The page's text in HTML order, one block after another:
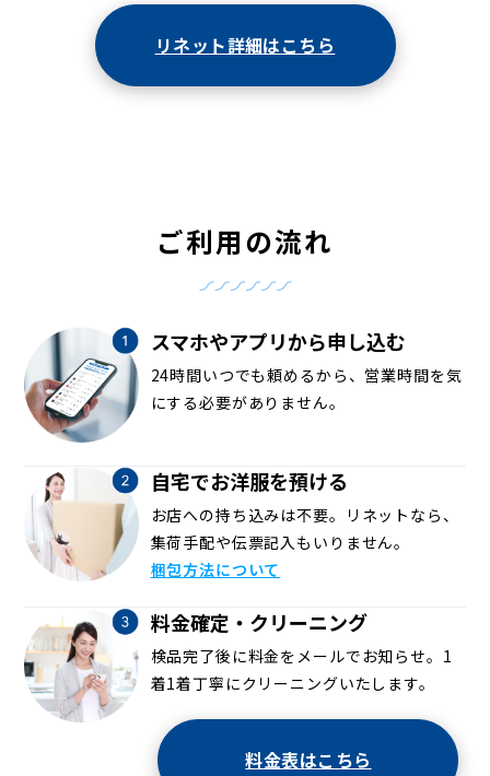
リネット詳細はこちら
ご利用の流れ
スマホやアプリから申し込む
24時間いつでも頼めるから、営業時間を気
にする必要がありません。
自宅でお洋服を預ける
お店への持ち込みは不要。リネットなら、
集荷手配や伝票記入もいりません。
梱包方法について
料金確定・クリーニング
検品完了後に料金をメールでお知らせ。1
着1着丁寧にクリーニングいたします。
料金表はこちら